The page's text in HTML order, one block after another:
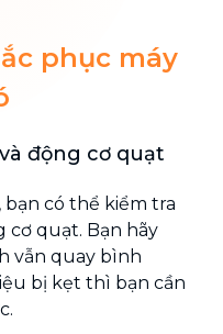
phục máy
động cơ quạt
có thể kiểm tra
cơ quạt. Bạn hãy
vẫn quay bình
bị kẹt thì bạn cần